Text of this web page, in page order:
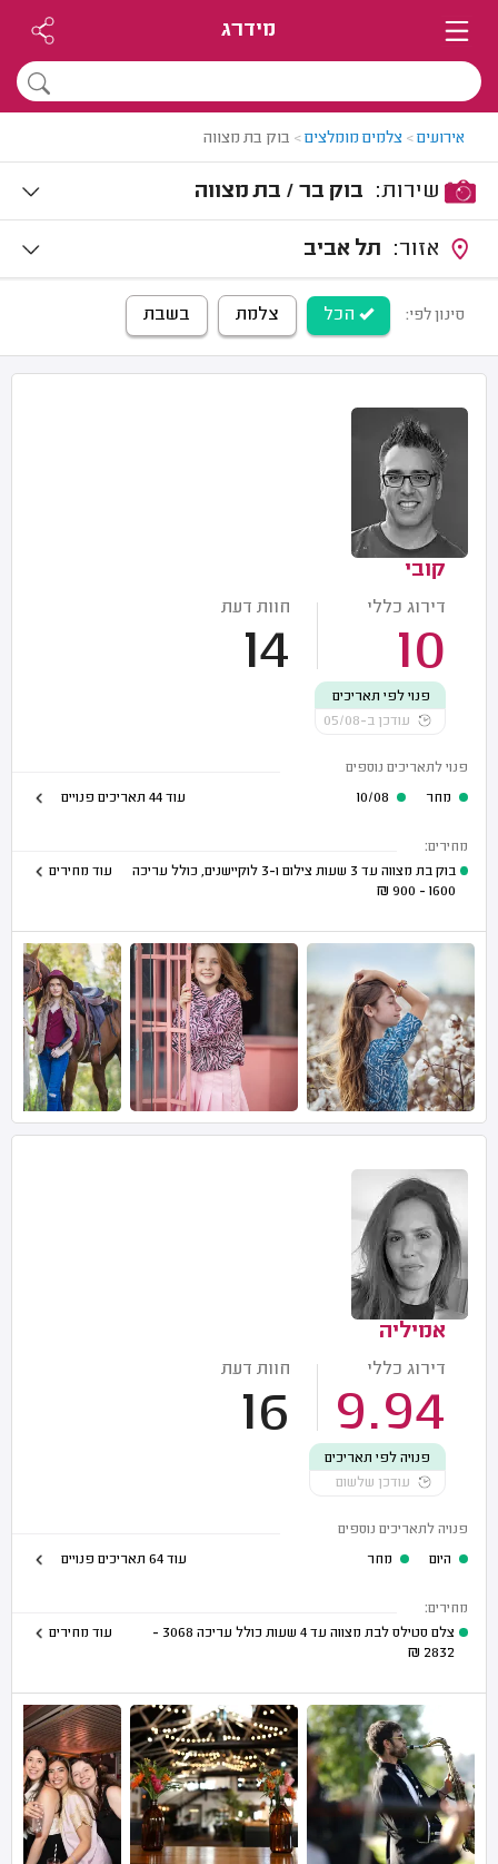
מידרג
אירועים> צלמים מומלצים> בוק בת מצווה
בוק בר / בת מצווה
תל אביב
סינון לפי: הכל צלמת בשבת
קובי
דירוג כללי
10
חוות דעת
14
פנוי לפי תאריכים
עודכן ב-05/08
פנוי לתאריכים נוספים
מחר
עוד 44 תאריכים פנויים
מחירים:
בוק בת מצווה עד 3 שעות צילום ו-3 לוקיישנים, כולל עריכה
1600 - 900
₪
עוד מחירים
אמיליה
דירוג כללי
9.94
חוות דעת
16
פנויה לפי תאריכים
עודכן שלשום
פנויה לתאריכים נוספים
היום
מחר עוד 64 תאריכים פנויים
מחירים:
צלם סטילס לבת מצווה עד 4 שעות כולל עריכה
3068 -
2832
₪
עוד מחירים